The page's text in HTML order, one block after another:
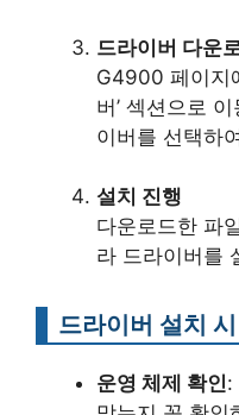
드라이버 다운
G4900 페이지
버’ 섹션으로
이버를 선택하
설치 진행
다운로드한 파
라 드라이버를
드라이버 설치
운영 체제 확인: